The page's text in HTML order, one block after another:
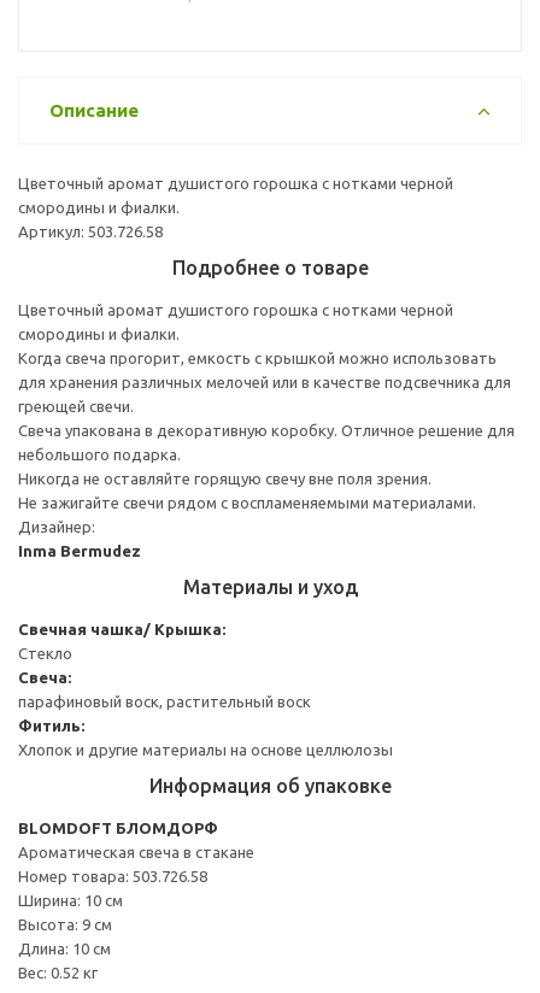
Описание
Цветочный аромат душистого горошка с нотками черной
смородины и фиалки.
Артикул: 503.726.58
Подробнее о товаре
Цветочный аромат душистого горошка с нотками черной
смородины и фиалки.
Когда свеча прогорит, емкость с крышкой можно использовать
для хранения различных мелочей или в качестве подсвечника для
греющей свечи.
Свеча упакована в декоративную коробку. Отличное решение для
небольшого подарка.
Никогда не оставляйте горящую свечу вне поля зрения.
Не зажигайте свечи рядом с воспламеняемыми материалами.
Дизайнер:
Inma Bermudez
Материалы и уход
Свечная чашка/ Крышка:
Стекло
Свеча:
парафиновый воск, растительный воск
Фитиль:
Хлопок и другие материалы на основе целлюлозы
Информация об упаковке
BLOMDOFT БЛОМДОРФ
Ароматическая свеча в стакане
Номер товара: 503.726.58
Ширина: 10 см
Высота: 9 см
Длина: 10 см
Вес: 0.52 кг